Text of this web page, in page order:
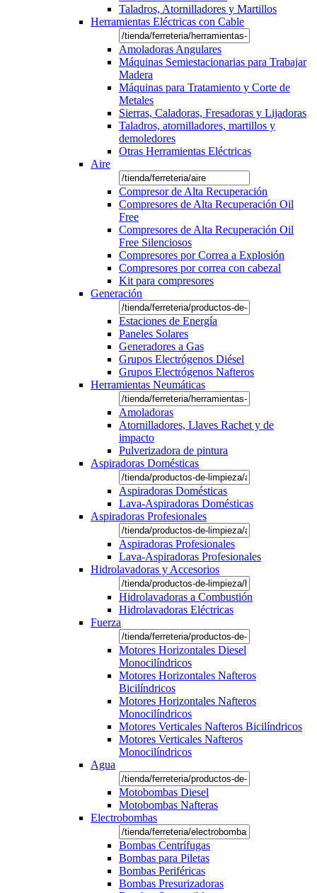
Taladros, Atornilladores y Martillos
Herramientas Eléctricas con Cable
Amoladoras Angulares
Máquinas Semiestacionarias para Trabajar
Madera
Máquinas para Tratamiento y Corte de
Metales
Sierras, Caladoras, Fresadoras y Lijadoras
Taladros, atornilladores, martillos y
demoledores
Otras Herramientas Eléctricas
Aire
Compresor de Alta Recuperación
Compresores de Alta Recuperación Oil
Free
Compresores de Alta Recuperación Oil
Free Silenciosos
Compresores por Correa a Explosión
Compresores por correa con cabezal
Kit para compresores
Generación
Estaciones de Energía
Paneles Solares
Generadores a Gas
Grupos Electrógenos Diésel
Grupos Electrógenos Nafteros
Herramientas Neumáticas
Amoladoras
Atornilladores, Llaves Rachet y de
impacto
Pulverizadora de pintura
Aspiradoras Domésticas
Aspiradoras Domésticas
Lava-Aspiradoras Domésticas
Aspiradoras Profesionales
Aspiradoras Profesionales
Lava-Aspiradoras Profesionales
Hidrolavadoras y Accesorios
Hidrolavadoras a Combustión
Hidrolavadoras Eléctricas
Fuerza
Motores Horizontales Diesel
Monocilíndricos
Motores Horizontales Nafteros
Bicilíndricos
Motores Horizontales Nafteros
Monocilíndricos
Motores Verticales Nafteros Bicilíndricos
Motores Verticales Nafteros
Monocilíndricos
Agua
Motobombas Diesel
Motobombas Nafteras
Electrobombas
Bombas Centrífugas
Bombas para Piletas
Bombas Periféricas
Bombas Presurizadoras